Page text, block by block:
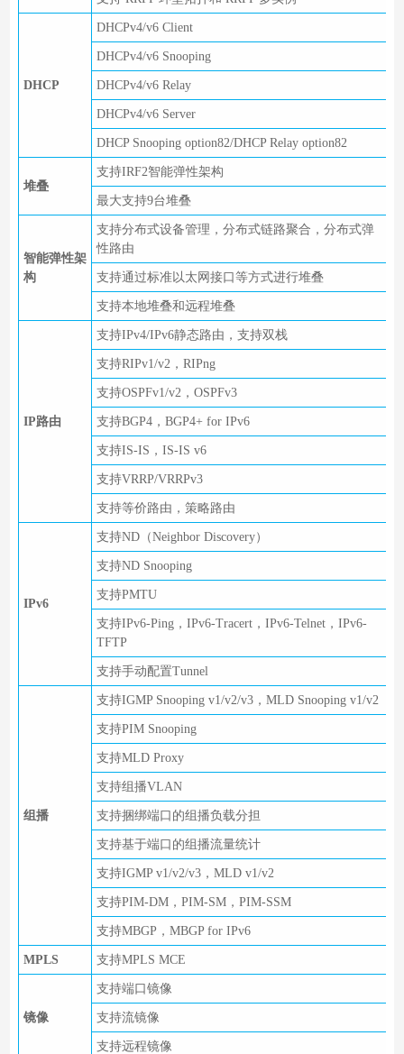
DHCP
DHCPv4/v6 Client
DHCPv4/v6 Snooping
DHCPv4/v6 Relay
DHCPv4/v6 Server
DHCP Snooping option82/DHCP Relay option82
堆叠
支持IRF2智能弹性架构
最大支持9台堆叠
智能弹性架
构
支持分布式设备管理，分布式链路聚合，分布式弹
性路由
支持通过标准以太网接口等方式进行堆叠
支持本地堆叠和远程堆叠
IP路由
支持IPv4/IPv6静态路由，支持双栈
支持RIPv1/v2，RIPng
支持OSPFv1/v2，OSPFv3
支持BGP4，BGP4+ for IPv6
支持IS-IS，IS-IS v6
支持VRRP/VRRPv3
支持等价路由，策略路由
IPv6
支持ND（Neighbor Discovery）
支持ND Snooping
支持PMTU
支持IPv6-Ping，IPv6-Tracert，IPv6-Telnet，IPv6-
TFTP
支持手动配置Tunnel
组播
支持IGMP Snooping v1/v2/v3，MLD Snooping v1/v2
支持PIM Snooping
支持MLD Proxy
支持组播VLAN
支持捆绑端口的组播负载分担
支持基于端口的组播流量统计
支持IGMP v1/v2/v3，MLD v1/v2
支持PIM-DM，PIM-SM，PIM-SSM
支持MBGP，MBGP for IPv6
MPLS 支持MPLS MCE
镜像
支持端口镜像
支持流镜像
支持远程镜像